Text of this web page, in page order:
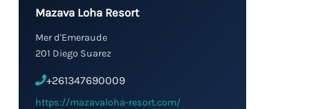
Mazava Loha Resort
Mer d'Emeraude
201 Diego Suarez
+261347690009
https://mazavaloha-resort.com/